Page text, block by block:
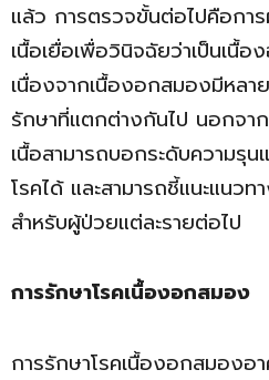
แล้ว การตรวจขั้นต่อไปคือกา
เนื้อเยื่อเพื่อวินิจฉัยว่าเป็นเนื้อ
เนื่องจากเนื้องอกสมองมีหลา
รักษาที่แตกต่างกันไป นอกจา
เนื้อสามารถบอกระดับความรุ
โรคได้ และสามารถชี้แนะแนวท
สำหรับผู้ป่วยแต่ละรายต่อไป
การรักษาโรคเนื้องอกสมอง
การรักษาโรคเนื้องอกสมองอ